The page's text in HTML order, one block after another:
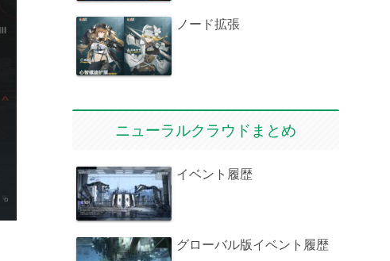
ノード拡張
ニューラルクラウドまとめ
イベント履歴
グローバル版イベント履歴